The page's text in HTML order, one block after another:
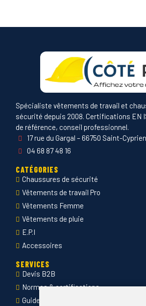
Spécialiste vêtements de travail et
sécurité depuis 2008. Certifications EN
de référence, conseil professionnel.
17 rue du Gargal – 66750 Saint-Cyprien
04 68 87 48 16
CATÉGORIES
Chaussures de sécurité
Vêtements de travail Pro
Vêtements Femme
Vêtements de pluie
E.P.I
Accessoires
SERVICES
Devis B2B
Normes & certifications
Guide des tailles